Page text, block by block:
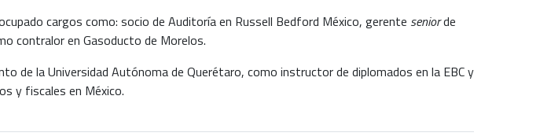
cargos como: socio de Auditoría en Russell Bedford México, gerente seniorde
contralor en Gasoducto de Morelos.
de la Universidad Autónoma de Querétaro, como instructor de diplomados en la EBC y
y fiscales en México.